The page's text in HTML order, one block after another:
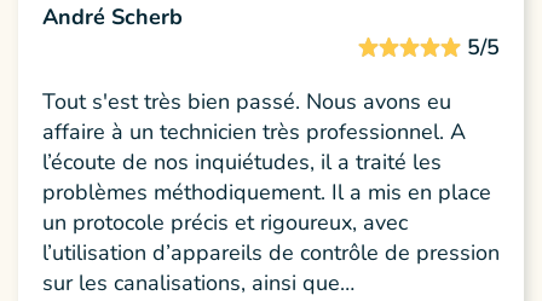
André Scherb
5/5
Tout s'est très bien passé. Nous avons eu
affaire à un technicien très professionnel. A
l’écoute de nos inquiétudes, il a traité les
problèmes méthodiquement. Il a mis en place
un protocole précis et rigoureux, avec
l’utilisation d’appareils de contrôle de pression
sur les canalisations, ainsi que…